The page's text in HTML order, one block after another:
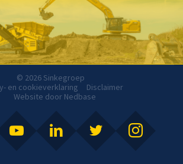
© 2026 Sinkegroep
en cookieverklaring
Disclaimer
Website door Nedbase